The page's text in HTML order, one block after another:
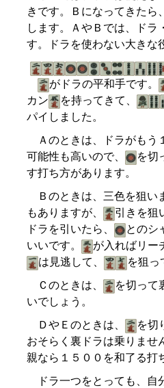
きです。Ｂになってきたら
します。ＡやＢでは、ドラ
す。ドラを使わない大きな
がドラの平和手です。
カン
を持ってきて、
パイしました。
Ａのときは、ドラがもう
可能性も高いので、
を切
す打ち方があります。
Ｂのときは、三色を狙い
もありますが、
引きを狙
ドラを引いたら、
とのシ
いいです。
が入ればリー
は見逃して、
を狙っ
Ｃのときは、
を切って
いでしょう。
ＤやＥのときは、
を切
おそらく裏ドラは乗りませ
親なら１５００を和了る打
ドラ一つをとっても、自